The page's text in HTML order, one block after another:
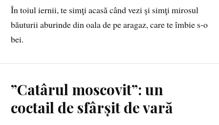
În toiul iernii, te simţi acasă când vezi şi simţi mirosul
băuturii aburinde din oala de pe aragaz, care te îmbie s-o
bei.
”Catârul moscovit”: un
coctail de sfârșit de vară